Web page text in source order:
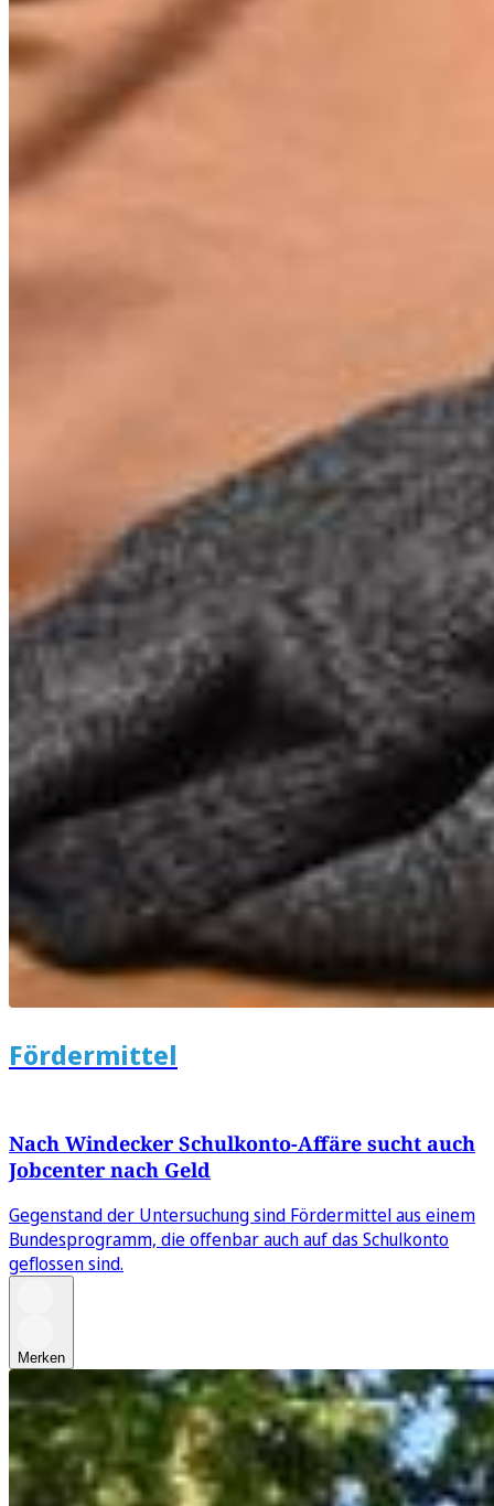
Fördermittel
Nach Windecker Schulkonto-Affäre sucht auch
Jobcenter nach Geld
Gegenstand der Untersuchung sind Fördermittel aus einem
Bundesprogramm, die offenbar auch auf das Schulkonto
geflossen sind.
Merken